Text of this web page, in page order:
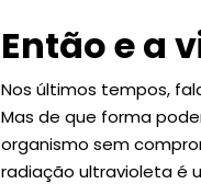
Então e a
Nos últimos tempos,
Mas de que forma
organismo sem
radiação ultravioleta é